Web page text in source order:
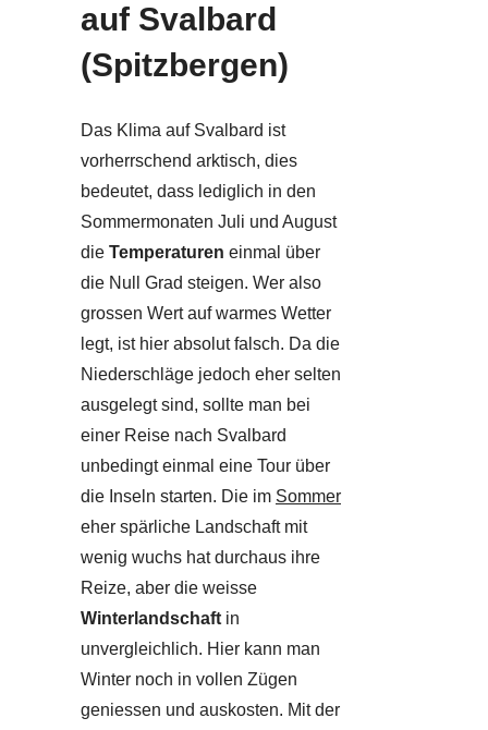
auf Svalbard
(Spitzbergen)
Das Klima auf Svalbard ist
vorherrschend arktisch, dies
bedeutet, dass lediglich in den
Sommermonaten Juli und August
die Temperaturen einmal über
die Null Grad steigen. Wer also
grossen Wert auf warmes Wetter
legt, ist hier absolut falsch. Da die
Niederschläge jedoch eher selten
ausgelegt sind, sollte man bei
einer Reise nach Svalbard
unbedingt einmal eine Tour über
die Inseln starten. Die im Sommer
eher spärliche Landschaft mit
wenig wuchs hat durchaus ihre
Reize, aber die weisse
Winterlandschaft in
unvergleichlich. Hier kann man
Winter noch in vollen Zügen
geniessen und auskosten. Mit der